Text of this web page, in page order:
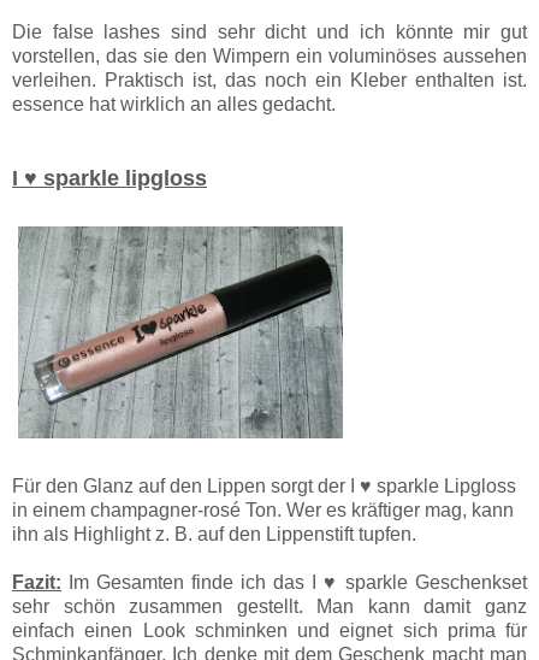
Die false lashes sind sehr dicht und ich könnte mir gut
vorstellen, das sie den Wimpern ein voluminöses aussehen
verleihen. Praktisch ist, das noch ein Kleber enthalten ist.
essence hat wirklich an alles gedacht.
I ♥ sparkle lipgloss
Für den Glanz auf den Lippen sorgt der I ♥ sparkle Lipgloss
in einem champagner-rosé Ton. Wer es kräftiger mag, kann
ihn als Highlight z. B. auf den Lippenstift tupfen.
Fazit: Im Gesamten finde ich das I ♥ sparkle Geschenkset
sehr schön zusammen gestellt. Man kann damit ganz
einfach einen Look schminken und eignet sich prima für
Schminkanfänger. Ich denke mit dem Geschenk macht man